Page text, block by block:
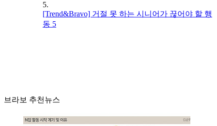
5.
[Trend&Bravo] 거절 못 하는 시니어가 끊어야 할 행
동 5
브라보 추천뉴스